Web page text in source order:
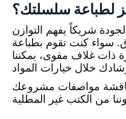
لطباعة سلسلتك؟
شريكاً يفهم التوازن
سواء كنت تقوم بطباعة
ذات غلاف مقوى، يمكننا
مواصفات مشروعك